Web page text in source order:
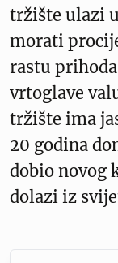
tržište ulazi
morati
rastu
vrtoglave
tržište ima
20 godina
dobio novog
dolazi iz